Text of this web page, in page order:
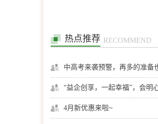
热点推荐 RECOMMEND
4月新优惠来啦~